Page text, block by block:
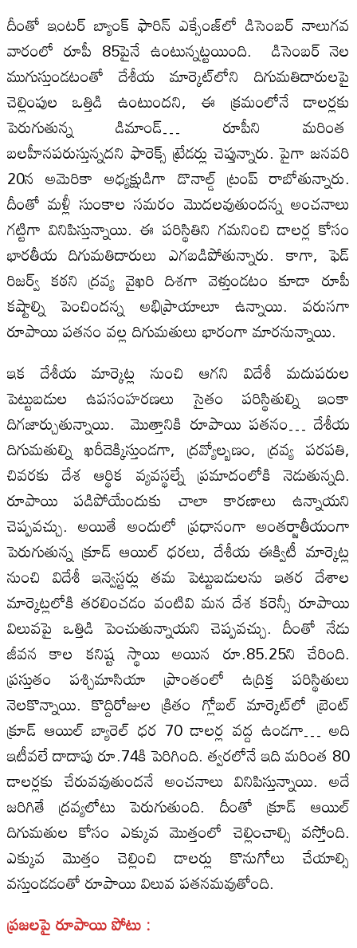
దీంతో ఇంటర్‌ బ్యాంక్‌ ఫారిన్‌ ఎక్సేంజ్‌లో డిసెంబర్‌ నాలుగవ
వారంలో రూపీ 85పైనే ఉంటున్నట్టయింది. డిసెంబర్‌ నెల
ముగుస్తుండటంతో దేశీయ మార్కెట్‌లోని దిగుమతిదారులపై
చెల్లింపుల ఒత్తిడి ఉంటుందని, ఈ క్రమంలోనే డాలర్లకు
పెరుగుతున్న డిమాండ్‌… రూపీని మరింత
బలహీనపరుస్తున్నదని ఫారెక్స్‌ ట్రేడర్లు చెప్తున్నారు. పైగా జనవరి
20న అమెరికా అధ్యక్షుడిగా డొనాల్డ్‌ ట్రంప్‌ రాబోతున్నారు.
దీంతో మళ్లీ సుంకాల సమరం మొదలవుతుందన్న అంచనాలు
గట్టిగా వినిపిస్తున్నాయి. ఈ పరిస్థితిని గమనించి డాలర్ల కోసం
భారతీయ దిగుమతిదారులు ఎగబడిపోతున్నారు. కాగా, ఫెడ్‌
రిజర్వ్‌ కఠని ద్రవ్య వైఖరి దిశగా వెళ్తుండటం కూడా రూపీ
కష్టాల్ని పెంచిందన్న అభిప్రాయాలూ ఉన్నాయి. వరుసగా
రూపాయి పతనం వల్ల దిగుమతులు భారంగా మారనున్నాయి.
ఇక దేశీయ మార్కెట్ల నుంచి ఆగని విదేశీ మదుపరుల
పెట్టుబడుల ఉపసంహరణలు సైతం పరిస్థితుల్ని ఇంకా
దిగజార్చుతున్నాయి. మొత్తానికి రూపాయి పతనం… దేశీయ
దిగుమతుల్ని ఖరీదెక్కిస్తుండగా, ద్రవ్యోల్బణం, ద్రవ్య పరపతి,
చివరకు దేశ ఆర్థిక వ్యవస్థల్నే ప్రమాదంలోకి నెడుతున్నది.
రూపాయి పడిపోయేందుకు చాలా కారణాలు ఉన్నాయని
చెప్పవచ్చు. అయితే అందులో ప్రధానంగా అంతర్జాతీయంగా
పెరుగుతున్న క్రూడ్‌ ఆయిల్‌ ధరలు, దేశీయ ఈక్విటీ మార్కెట్ల
నుంచి విదేశీ ఇన్వెస్టర్లు తమ పెట్టుబడులను ఇతర దేశాల
మార్కెట్లలోకి తరలించడం వంటివి మన దేశ కరెన్సీ రూపాయి
విలువపై ఒత్తిడి పెంచుతున్నాయని చెప్పవచ్చు. దీంతో నేడు
జీవన కాల కనిష్ట స్థాయి అయిన రూ.85.25ని చేరింది.
ప్రస్తుతం పశ్చిమాసియా ప్రాంతంలో ఉద్రిక్త పరిస్థితులు
నెలకొన్నాయి. కొద్దిరోజుల క్రితం గ్లోబల్‌ మార్కెట్‌లో బ్రెంట్‌
క్రూడ్‌ ఆయిల్‌ బ్యారెల్‌ ధర 70 డాలర్ల వద్ద ఉండగా… అది
ఇటీవలే దాదాపు రూ.74కి పెరిగింది. త్వరలోనే ఇది మరింత 80
డాలర్లకు చేరువవుతుందనే అంచనాలు వినిపిస్తున్నాయి. అదే
జరిగితే ద్రవ్యలోటు పెరుగుతుంది. దీంతో క్రూడ్‌ ఆయిల్‌
దిగుమతుల కోసం ఎక్కువ మొత్తంలో చెల్లించాల్సి వస్తోంది.
ఎక్కువ మొత్తం చెల్లించి డాలర్లు కొనుగోలు చేయాల్సి
వస్తుండడంతో రూపాయి విలువ పతనమవుతోంది.
ప్రజలపై రూపాయి పోటు :